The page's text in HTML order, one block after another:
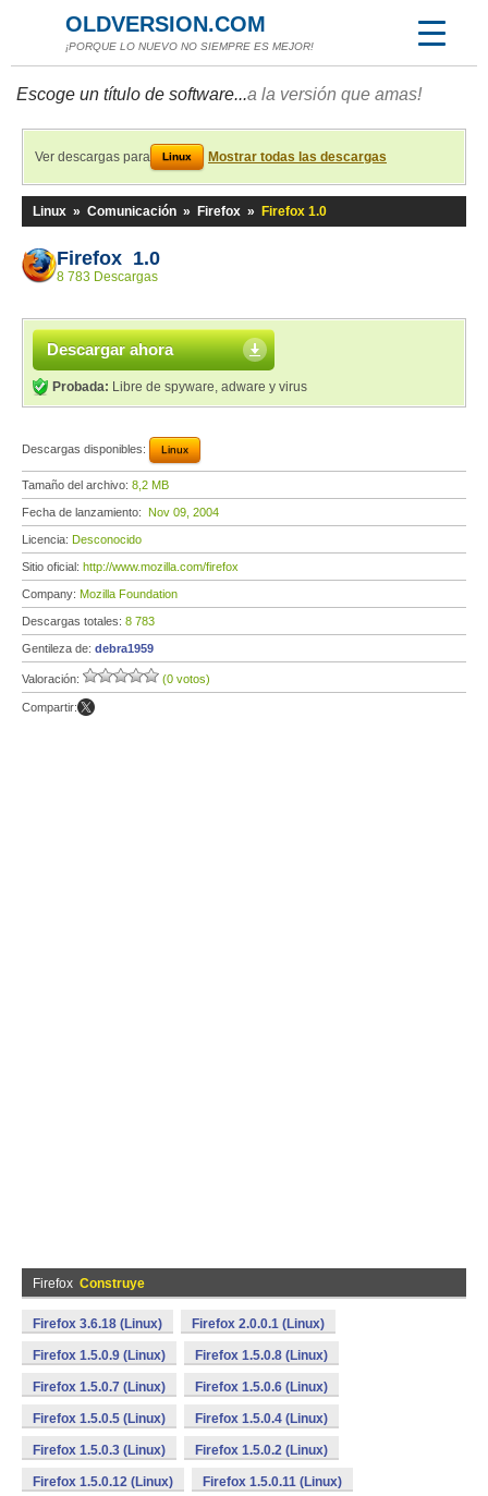
OLDVERSION.COM
¡PORQUE LO NUEVO NO SIEMPRE ES MEJOR!
Escoge un título de software...a la versión que amas!
Ver descargas para Linux Mostrar todas las descargas
Linux » Comunicación » Firefox » Firefox 1.0
Firefox 1.0
8 783 Descargas
Descargar ahora
Probada: Libre de spyware, adware y virus
Descargas disponibles: Linux
Tamaño del archivo: 8,2 MB
Fecha de lanzamiento: Nov 09, 2004
Licencia: Desconocido
Sitio oficial: http://www.mozilla.com/firefox
Company: Mozilla Foundation
Descargas totales: 8 783
Gentileza de: debra1959
Valoración: (0 votos)
Compartir:
Firefox Construye
Firefox 3.6.18 (Linux) Firefox 2.0.0.1 (Linux)
Firefox 1.5.0.9 (Linux) Firefox 1.5.0.8 (Linux)
Firefox 1.5.0.7 (Linux) Firefox 1.5.0.6 (Linux)
Firefox 1.5.0.5 (Linux) Firefox 1.5.0.4 (Linux)
Firefox 1.5.0.3 (Linux) Firefox 1.5.0.2 (Linux)
Firefox 1.5.0.12 (Linux) Firefox 1.5.0.11 (Linux)